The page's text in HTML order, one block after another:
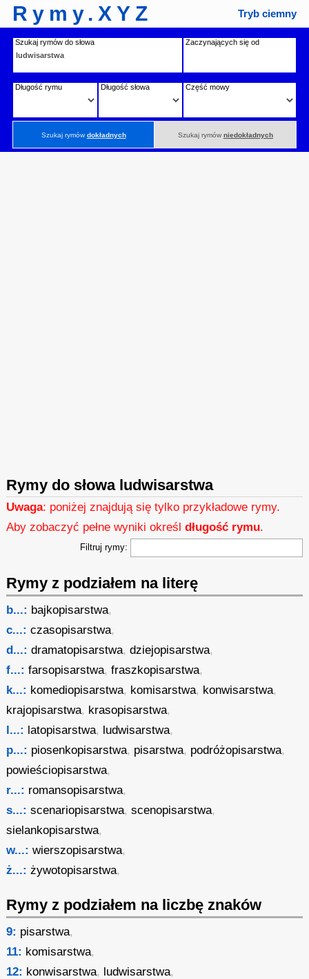
Rymy.XYZ Tryb ciemny
Szukaj rymów do słowa Zaczynających się od
Długość rymu Długość słowa Część mowy
Szukaj rymówdokładnych Szukaj rymów niedokładnych
Rymy do słowa ludwisarstwa
Uwaga: poniżej znajdują się tylko przykładowe rymy.
Aby zobaczyć pełne wyniki określdługość rymu.
Filtruj rymy:
Rymy z podziałem na literę
b...: bajkopisarstwa,
c...: czasopisarstwa,
d...: dramatopisarstwa,dziejopisarstwa,
f...: farsopisarstwa,fraszkopisarstwa,
k...: komediopisarstwa, komisarstwa, konwisarstwa,
krajopisarstwa, krasopisarstwa,
l...: latopisarstwa, ludwisarstwa,
p...: piosenkopisarstwa, pisarstwa, podróżopisarstwa,
powieściopisarstwa,
r...: romansopisarstwa,
s...: scenariopisarstwa,scenopisarstwa,
sielankopisarstwa,
w...: wierszopisarstwa,
ż...: żywotopisarstwa,
Rymy z podziałem na liczbę znaków
9: pisarstwa,
11: komisarstwa,
12: konwisarstwa, ludwisarstwa,